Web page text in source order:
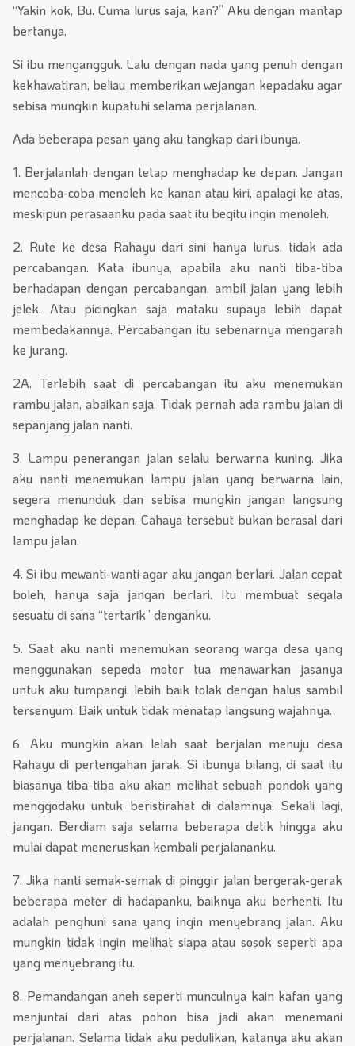
“Yakin kok, Bu. Cuma lurus saja, kan?” Aku dengan mantap
bertanya.
Si ibu mengangguk. Lalu dengan nada yang penuh dengan
kekhawatiran, beliau memberikan wejangan kepadaku agar
sebisa mungkin kupatuhi selama perjalanan.
Ada beberapa pesan yang aku tangkap dari ibunya.
1. Berjalanlah dengan tetap menghadap ke depan. Jangan
mencoba-coba menoleh ke kanan atau kiri, apalagi ke atas,
meskipun perasaanku pada saat itu begitu ingin menoleh.
2. Rute ke desa Rahayu dari sini hanya lurus, tidak ada
percabangan. Kata ibunya, apabila aku nanti tiba-tiba
berhadapan dengan percabangan, ambil jalan yang lebih
jelek. Atau picingkan saja mataku supaya lebih dapat
membedakannya. Percabangan itu sebenarnya mengarah
ke jurang.
2A. Terlebih saat di percabangan itu aku menemukan
rambu jalan, abaikan saja. Tidak pernah ada rambu jalan di
sepanjang jalan nanti.
3. Lampu penerangan jalan selalu berwarna kuning. Jika
aku nanti menemukan lampu jalan yang berwarna lain,
segera menunduk dan sebisa mungkin jangan langsung
menghadap ke depan. Cahaya tersebut bukan berasal dari
lampu jalan.
4. Si ibu mewanti-wanti agar aku jangan berlari. Jalan cepat
boleh, hanya saja jangan berlari. Itu membuat segala
sesuatu di sana “tertarik” denganku.
5. Saat aku nanti menemukan seorang warga desa yang
menggunakan sepeda motor tua menawarkan jasanya
untuk aku tumpangi, lebih baik tolak dengan halus sambil
tersenyum. Baik untuk tidak menatap langsung wajahnya.
6. Aku mungkin akan lelah saat berjalan menuju desa
Rahayu di pertengahan jarak. Si ibunya bilang, di saat itu
biasanya tiba-tiba aku akan melihat sebuah pondok yang
menggodaku untuk beristirahat di dalamnya. Sekali lagi,
jangan. Berdiam saja selama beberapa detik hingga aku
mulai dapat meneruskan kembali perjalananku.
7. Jika nanti semak-semak di pinggir jalan bergerak-gerak
beberapa meter di hadapanku, baiknya aku berhenti. Itu
adalah penghuni sana yang ingin menyebrang jalan. Aku
mungkin tidak ingin melihat siapa atau sosok seperti apa
yang menyebrang itu.
8. Pemandangan aneh seperti munculnya kain kafan yang
menjuntai dari atas pohon bisa jadi akan menemani
perjalanan. Selama tidak aku pedulikan, katanya aku akan